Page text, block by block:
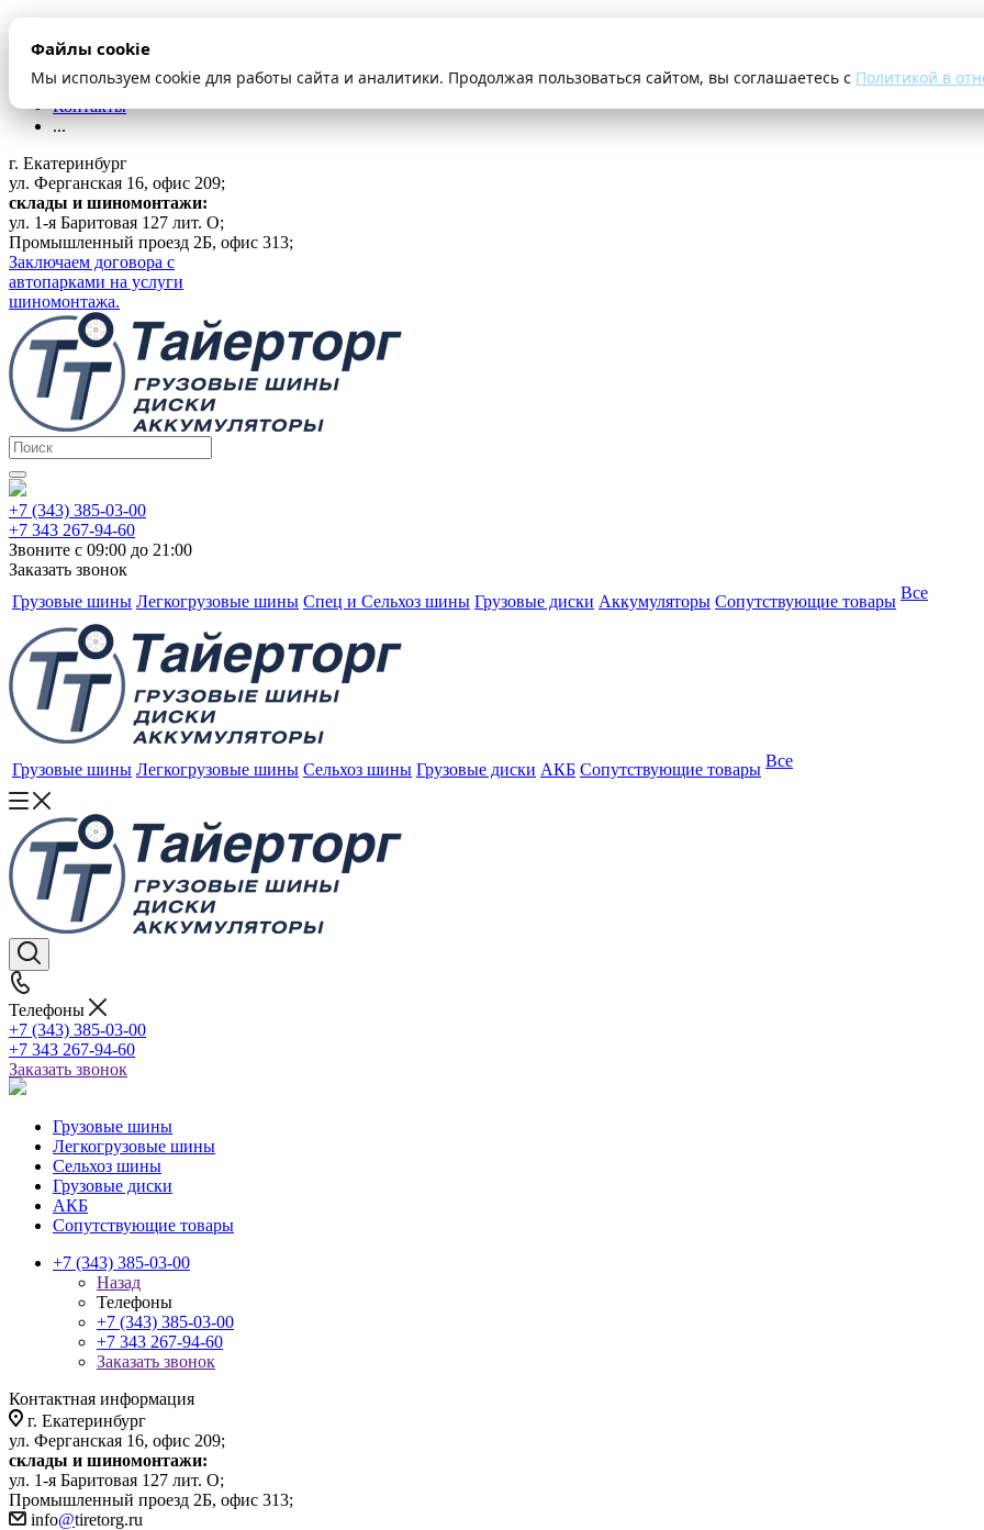
Файлы cookie
Мы используем cookie для работы сайта и аналитики. Продолжая пользоваться сайтом, вы соглашаетесь с Политикой в
Оплата и доставка
Шиномонтаж
Контакты
...
г. Екатеринбург
ул. Ферганская 16, офис 209;
склады и шиномонтажи:
ул. 1-я Баритовая 127 лит. О;
Промышленный проезд 2Б, офис 313;
Заключаем договора с
автопарками на услуги
шиномонтажа.
+7 (343) 385-03-00
+7 343 267-94-60
Звоните с 09:00 до 21:00
Заказать звонок
Грузовые шины Легкогрузовые шины Спец и Сельхоз шины Грузовые диски Аккумуляторы Сопутствующие товары Все
Грузовые шины Легкогрузовые шины Сельхоз шины Грузовые диски АКБ Сопутствующие товары Все
Телефоны
+7 (343) 385-03-00
+7 343 267-94-60
Заказать звонок
Грузовые шины
Легкогрузовые шины
Сельхоз шины
Грузовые диски
АКБ
Сопутствующие товары
+7 (343) 385-03-00
Назад
Телефоны
+7 (343) 385-03-00
+7 343 267-94-60
Заказать звонок
Контактная информация
г. Екатеринбург
ул. Ферганская 16, офис 209;
склады и шиномонтажи:
ул. 1-я Баритовая 127 лит. О;
Промышленный проезд 2Б, офис 313;
info@tiretorg.ru